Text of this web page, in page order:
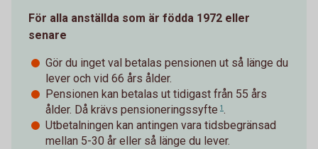
För alla anställda som är födda 1972 eller
senare
Gör du inget val betalas pensionen ut så länge du
lever och vid 66 års ålder.
Pensionen kan betalas ut tidigast från 55 års
ålder. Då krävs pensioneringssyfte 1.
Utbetalningen kan antingen vara tidsbegränsad
mellan 5-30 år eller så länge du lever.